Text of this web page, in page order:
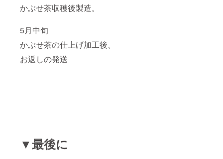
かぶせ茶収穫後製造。
5月中旬
かぶせ茶の仕上げ加工後、
お返しの発送
▼最後に